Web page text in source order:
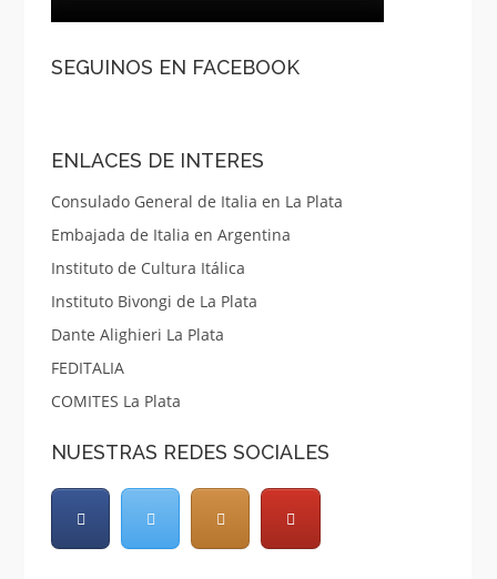
SEGUINOS EN FACEBOOK
ENLACES DE INTERES
Consulado General de Italia en La Plata
Embajada de Italia en Argentina
Instituto de Cultura Itálica
Instituto Bivongi de La Plata
Dante Alighieri La Plata
FEDITALIA
COMITES La Plata
NUESTRAS REDES SOCIALES